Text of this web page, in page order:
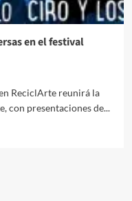
en el festival
ReciclArte reunirá la
con presentaciones de...